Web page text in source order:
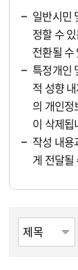
일반시민
정할 수
전환될 수
특정개인
적 성향
의 개인정
이 삭제됩
작성 내용
게 전달될